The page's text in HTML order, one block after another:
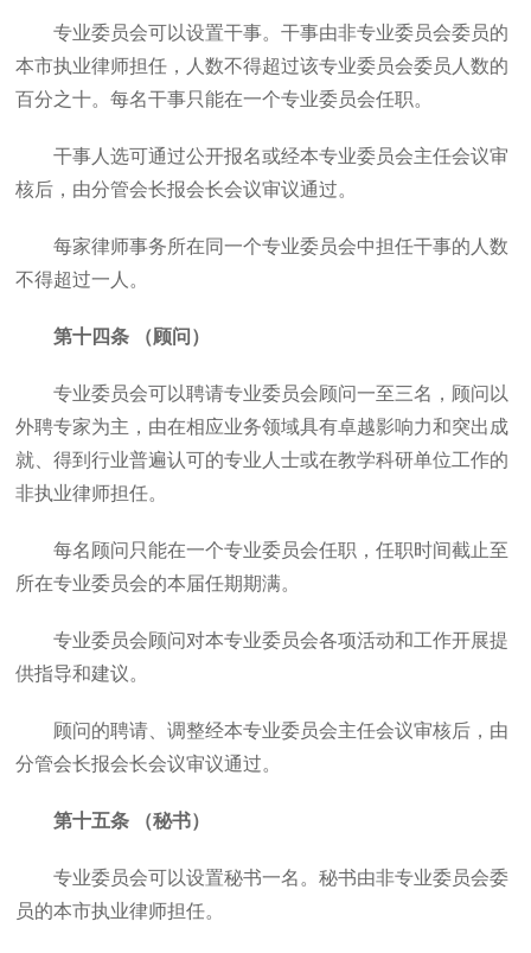
专业委员会可以设置干事。干事由非专业委员会委员的
本市执业律师担任，人数不得超过该专业委员会委员人数的
百分之十。每名干事只能在一个专业委员会任职。
干事人选可通过公开报名或经本专业委员会主任会议审
核后，由分管会长报会长会议审议通过。
每家律师事务所在同一个专业委员会中担任干事的人数
不得超过一人。
第十四条 （顾问）
专业委员会可以聘请专业委员会顾问一至三名，顾问以
外聘专家为主，由在相应业务领域具有卓越影响力和突出成
就、得到行业普遍认可的专业人士或在教学科研单位工作的
非执业律师担任。
每名顾问只能在一个专业委员会任职，任职时间截止至
所在专业委员会的本届任期期满。
专业委员会顾问对本专业委员会各项活动和工作开展提
供指导和建议。
顾问的聘请、调整经本专业委员会主任会议审核后，由
分管会长报会长会议审议通过。
第十五条 （秘书）
专业委员会可以设置秘书一名。秘书由非专业委员会委
员的本市执业律师担任。